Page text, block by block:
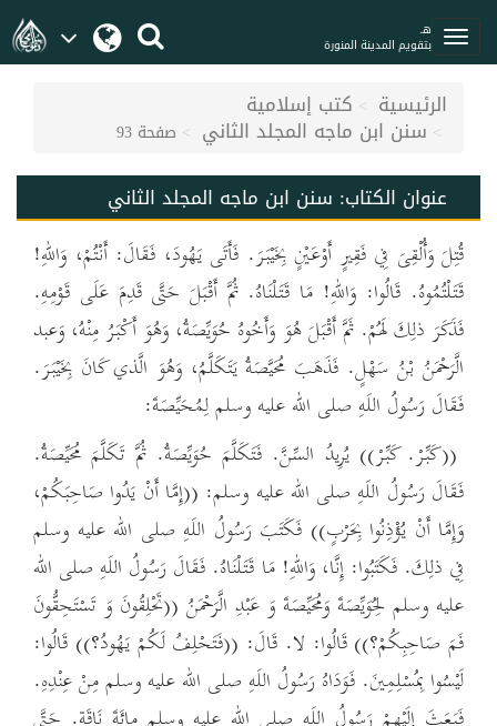
هـ
بتقويم المدينة المنورة
الرئيسية كتب إسلامية
سنن ابن ماجه المجلد الثاني صفحة 93
عنوان الكتاب: سنن ابن ماجه المجلد الثاني
قُتِلَ وَأُلْقِىَ فِي فَقِيرٍ أَوْعَيْنٍ بِخَيْبَرَ. فَأَتَى يَهُودَ، فَقَالَ: أَنْتُمْ، وَاللهِ!
قَتَلْتُمُوهُ. قَالُوا: وَاللهِ! مَا قَتَلْنَاهُ. ثُمَّ أَقْبَلَ حَتَّى قَدِمَ عَلَى قَوْمِهِ.
فَذَكَرَ ذلِكَ لَهُمْ. ثَمَّ أَقْبَلَ هُوَ وَأَخُوهُ حُوَيِّصَةُ، وَهُوَ أَكْبَرُ مِنْهُ، وَعبد
الَّرَحْمَنُ بْنُ سَهْلٍ. فَذَهَبَ مُحَيَّصَةُ يَتَكَلَّمُ، وَهُوَ الَّذي كَانَ بِخَيْبَرَ.
فَقَالَ رَسُولُ اللَهِ صلى الله عليه وسلم لِمُحَيِّصَةَ:
((كَبِّرْ. كَبِّرْ)) يُرِيدُ السِّنَّ. فَتَكَلَّمَ حُوَيِّصَةُ. ثُمَّ تَكَلَّمَ مُحَيِّصَةُ.
فَقَالَ رَسُولُ اللَهِ صلى الله عليه وسلم: ((إِمَّا أَنْ يَدُوا صَاحِبَكُمْ،
وَإِمَّا أَنْ يُؤْذِنُوا بِحَرْبٍ)) فَكَتَبَ رَسُولُ اللَهِ صلى الله عليه وسلم
فِي ذلِكَ. فَكَتَبُوا: إِنَّا، وَاللهِ! مَا قَتَلْنَاهُ. فَقَالَ رَسُولُ اللَهِ صلى الله
عليه وسلم لِحُوَيِّصَةَ وَمُحَيِّصَةَ وَ عَبْدِ الَّرَحْمَنُ ((تَحْلِقُونَ وَ تَسْتَحِقُّونَ
فَمَ صَاحِبِكُمْ؟)) قَالُوا: لا. قَالَ: ((فَتَحْلِفُ لَكُمْ يَهُودُ؟)) قَالُوا:
لَيْسُوا بِمُسْلِمِينَ. فَوَدَاهُ رَسُولُ اللَهِ صلى الله عليه وسلم مِنْ عِنْدِهِ.